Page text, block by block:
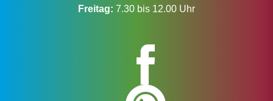
Freitag: 7.30 bis 12.00 Uhr